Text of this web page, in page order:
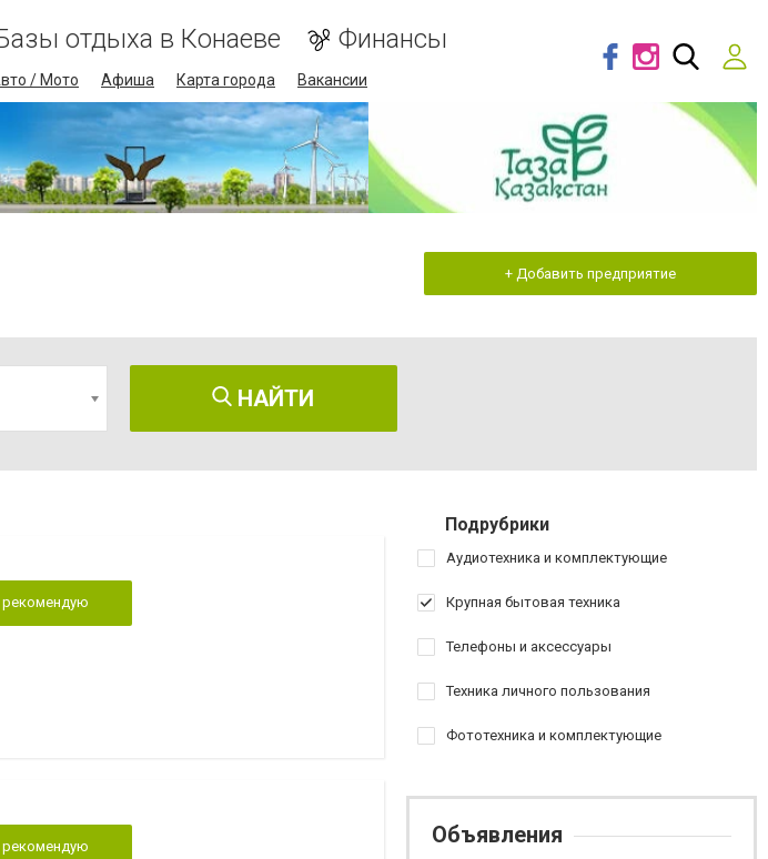
отдыха в Конаеве Финансы
/ Мото Афиша Карта города Вакансии
+ Добавить предприятие
НАЙТИ
рекомендую
рекомендую
Подрубрики
Аудиотехника и комплектующие
Крупная бытовая техника
Телефоны и аксессуары
Техника личного пользования
Фототехника и комплектующие
Объявления